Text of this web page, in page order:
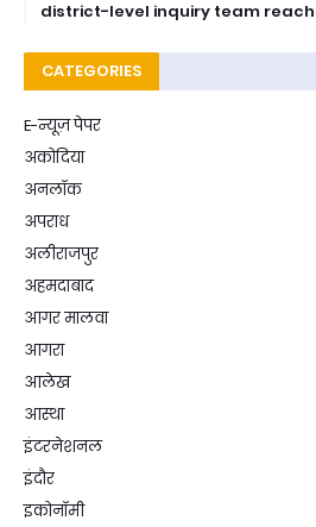
district-level inquiry team
CATEGORIES
E-न्यूज़ पेपर
अकोदिया
अनलॉक
अपराध
अलीराजपुर
अहमदाबाद
आगर मालवा
आगरा
आलेख
आस्था
इंटरनेशनल
इंदौर
इकोनॉमी